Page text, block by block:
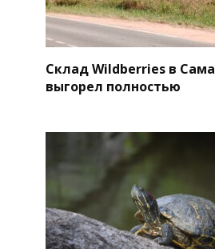
Склад Wildberries в
выгорел полностью